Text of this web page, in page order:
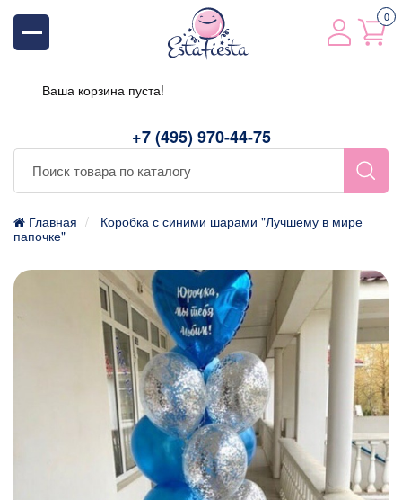
+7 (495) 970-44-75
0
Ваша корзина пуста!
Главная
Коробка с синими шарами "Лучшему в мире
папочке"